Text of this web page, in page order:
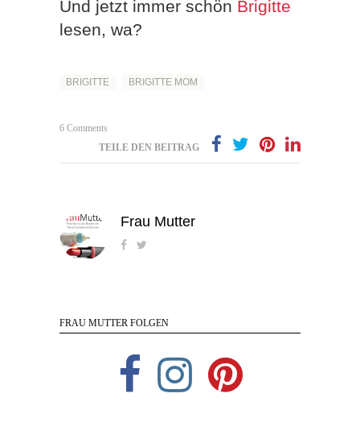
Und jetzt immer schön Brigitte
lesen, wa?
BRIGITTE BRIGITTE MOM
6 Comments
TEILE DEN BEITRAG
Frau Mutter
FRAU MUTTER FOLGEN